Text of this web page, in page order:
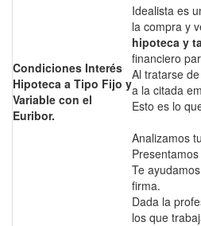
Condiciones Interés
Hipoteca a Tipo Fijo y
Variable con el
Euribor.
Idealista es
la compra y
hipoteca y
financiero
Al tratarse
a la citada
Esto es lo
Analizamos
Te
firma.
Dada la
los que